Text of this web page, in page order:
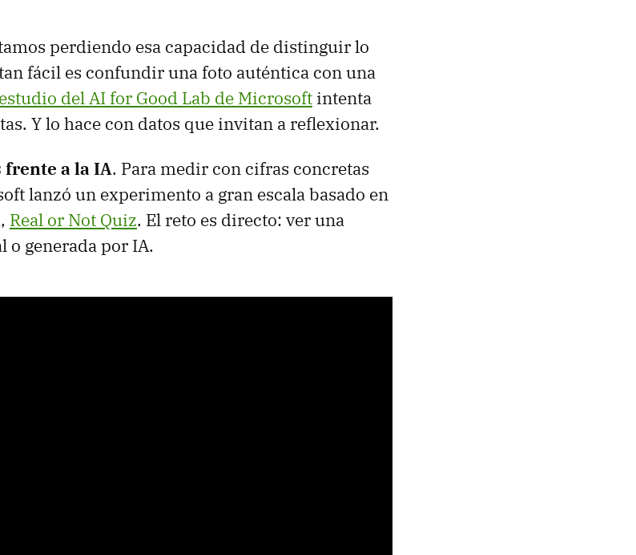
perdiendo esa capacidad de distinguir lo
fácil es confundir una foto auténtica con una
del AI for Good Lab de Microsoft intenta
Y lo hace con datos que invitan a reflexionar.
frente a la IA. Para medir con cifras concretas
lanzó un experimento a gran escala basado en
Real or Not Quiz. El reto es directo: ver una
o generada por IA.